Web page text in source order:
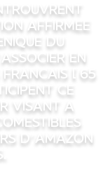
affirmee
du
en
[ 65
ce
visant a
d’Amazon